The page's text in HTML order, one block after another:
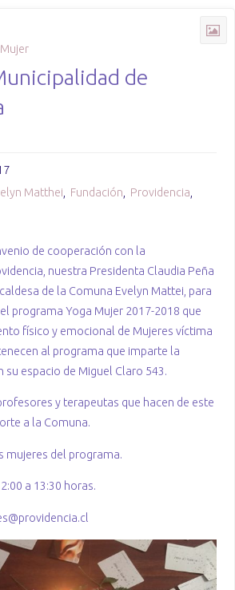
de
Matthei, Fundación, Providencia,
de cooperación con la
nuestra Presidenta Claudia Peña
de la Comuna Evelyn Mattei, para
programa Yoga Mujer 2017-2018 que
físico y emocional de Mujeres víctima
al programa que imparte la
su espacio de Miguel Claro 543.
y terapeutas que hacen de este
a la Comuna.
mujeres del programa.
a 13:30 horas.